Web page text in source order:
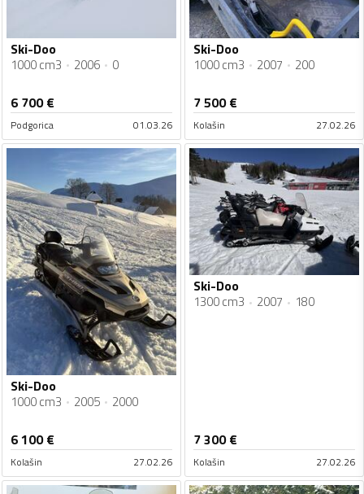
Ski-Doo
1000 cm3 2006 0
6 700€
Podgorica 01.03.26
Ski-Doo
1000 cm3 2007 200
7 500€
Kolašin 27.02.26
Ski-Doo
1000 cm3 2005 2000
6 100€
Kolašin 27.02.26
Ski-Doo
1300 cm3 2007 180
7 300€
Kolašin 27.02.26